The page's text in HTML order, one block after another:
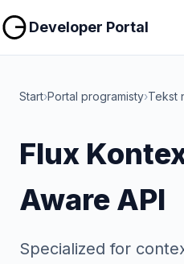
Developer Portal
Start›Portal programisty›Tekst
Flux
Aware API
Specialized for